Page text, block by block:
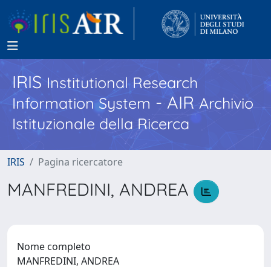
IRISInstitutional Research
Information System - AIR Archivio
Istituzionale della Ricerca
IRIS Pagina ricercatore
MANFREDINI, ANDREA
Nome completo
MANFREDINI, ANDREA